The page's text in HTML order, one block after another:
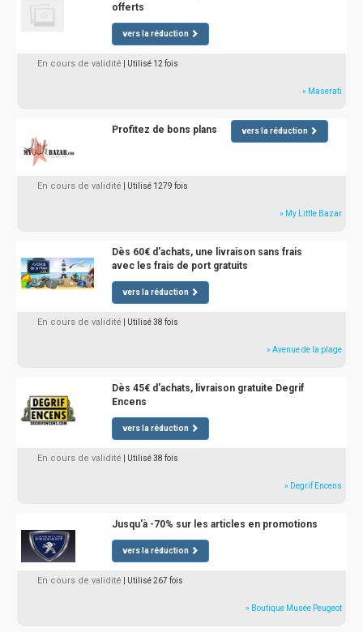
offerts
vers la réduction
En cours de validité | Utilisé 12 fois
» Maserati
Profitez de bons plans vers la réduction
En cours de validité | Utilisé 1279 fois
» My Little Bazar
Dès 60€ d'achats, une livraison sans frais
avec les frais de port gratuits
vers la réduction
En cours de validité | Utilisé 38 fois
» Avenue de la plage
Dès 45€ d'achats, livraison gratuite Degrif
Encens
vers la réduction
En cours de validité | Utilisé 38 fois
» Degrif Encens
Jusqu'à -70% sur les articles en promotions
vers la réduction
En cours de validité | Utilisé 267 fois
» Boutique Musée Peugeot